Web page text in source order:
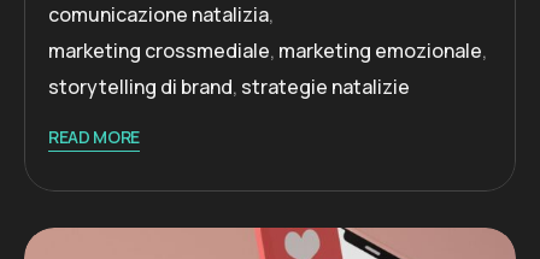
comunicazione natalizia,
marketing crossmediale, marketing emozionale,
storytelling di brand, strategie natalizie
READ MORE